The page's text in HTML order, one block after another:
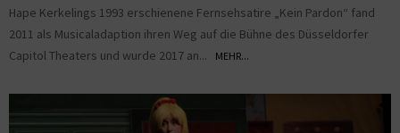
Hape Kerkelings 1993 erschienene Fernsehsatire „Kein Pardon“ fand
2011 als Musicaladaption ihren Weg auf die Bühne des Düsseldorfer
Capitol Theaters und wurde 2017 an...
MEHR...